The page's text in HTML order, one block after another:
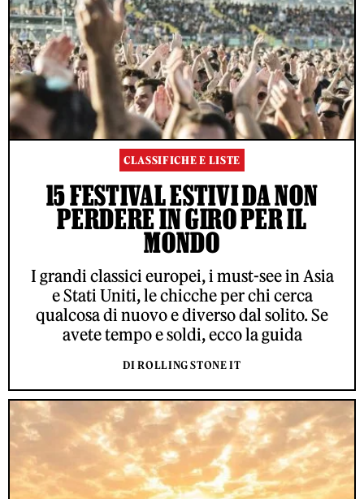
CLASSIFICHE E LISTE
15 FESTIVAL ESTIVI DA NON
PERDERE IN GIRO PER IL
MONDO
I grandi classici europei, i must-see in Asia
e Stati Uniti, le chicche per chi cerca
qualcosa di nuovo e diverso dal solito. Se
avete tempo e soldi, ecco la guida
DI ROLLING STONE IT